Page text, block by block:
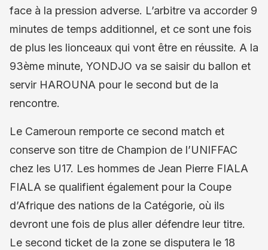
face à la pression adverse. L’arbitre va accorder 9
minutes de temps additionnel, et ce sont une fois
de plus les lionceaux qui vont être en réussite. A la
93ème minute, YONDJO va se saisir du ballon et
servir HAROUNA pour le second but de la
rencontre.
Le Cameroun remporte ce second match et
conserve son titre de Champion de l’UNIFFAC
chez les U17. Les hommes de Jean Pierre FIALA
FIALA se qualifient également pour la Coupe
d’Afrique des nations de la Catégorie, où ils
devront une fois de plus aller défendre leur titre.
Le second ticket de la zone se disputera le 18